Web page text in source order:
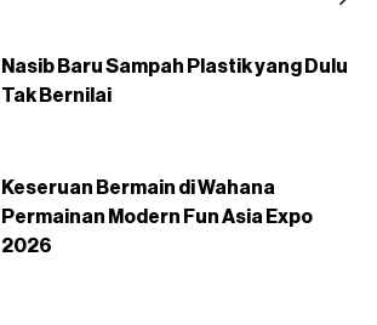
Nasib Baru Sampah Plastik yang Dulu
Tak Bernilai
Keseruan Bermain di Wahana
Permainan Modern Fun Asia Expo
2026